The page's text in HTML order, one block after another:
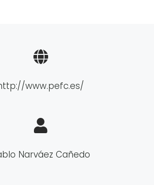
www.pefc.es/
Narváez Cañedo